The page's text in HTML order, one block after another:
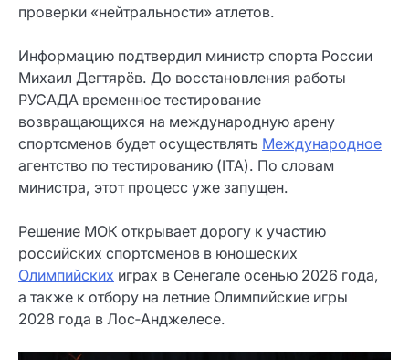
проверки «нейтральности» атлетов.
Информацию подтвердил министр спорта России
Михаил Дегтярёв. До восстановления работы
РУСАДА временное тестирование
возвращающихся на международную арену
спортсменов будет осуществлять Международное
агентство по тестированию (ITA). По словам
министра, этот процесс уже запущен.
Решение МОК открывает дорогу к участию
российских спортсменов в юношеских
Олимпийских играх в Сенегале осенью 2026 года,
а также к отбору на летние Олимпийские игры
2028 года в Лос‑Анджелесе.